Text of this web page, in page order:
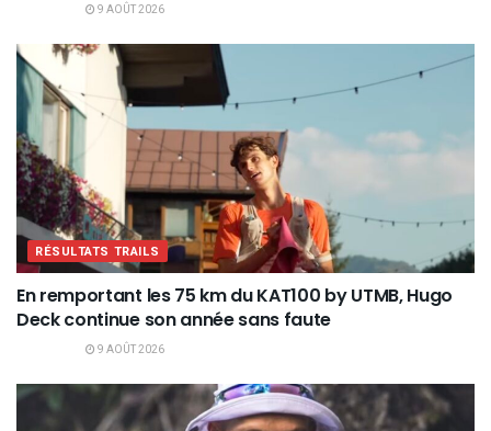
9 AOÛT 2026
RÉSULTATS TRAILS
En remportant les 75 km du KAT100 by UTMB, Hugo
Deck continue son année sans faute
9 AOÛT 2026